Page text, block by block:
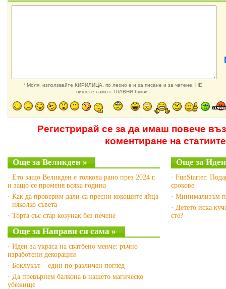
* Моля, използвайте КИРИЛИЦА, по лесно е и за писане и за четене. НЕ
пишете само с ГЛАВНИ букви.
Регистрирай се за да имаш повече
коментиране на статиите
Още за Великден »
· Ето защо Великден е толкова рано през 2024 г.
и защо се променя всяка година
· Как да проверим дали са пресни кокошите яйца
- няколко съвета
· Торта със стар козунак без печене
Още за
· FunStarter:
срокове
· Минимализъм
· Детето иска
сте?
Още за Направи си сама »
· Идеи за украса на сватбено менче: ръчно
изработени декорации
· Боклукът – един по-различен поглед
· Да превърнем балкона в нашето магическо
убежище